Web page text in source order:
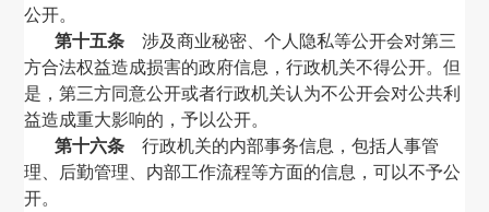
公开。
第十五条 涉及商业秘密、个人隐私等公开会对第三
方合法权益造成损害的政府信息，行政机关不得公开。但
是，第三方同意公开或者行政机关认为不公开会对公共利
益造成重大影响的，予以公开。
第十六条 行政机关的内部事务信息，包括人事管
理、后勤管理、内部工作流程等方面的信息，可以不予公
开。